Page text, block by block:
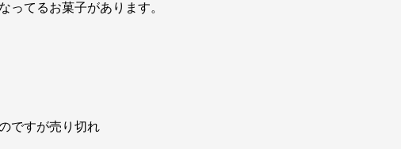
ってるお菓子があります。
ですが売り切れ